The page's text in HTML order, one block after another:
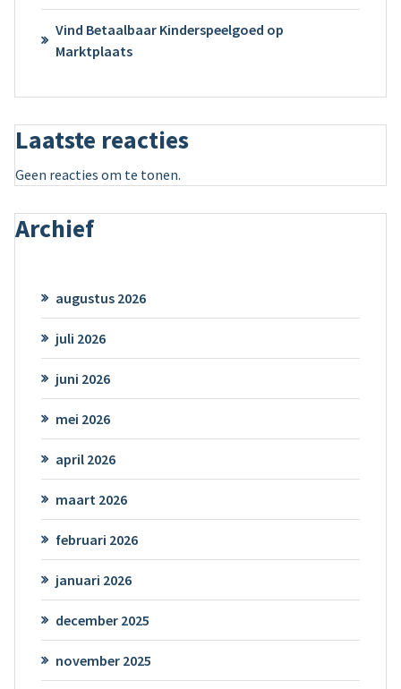
Vind Betaalbaar Kinderspeelgoed op
Marktplaats
Laatste reacties
Geen reacties om te tonen.
Archief
augustus 2026
juli 2026
juni 2026
mei 2026
april 2026
maart 2026
februari 2026
januari 2026
december 2025
november 2025